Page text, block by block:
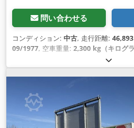
問い合わせる
コンディション: 中古, 走行距離:
09/1977, 空車重量: 2,300 kg（キログラ
28,000 mm
方式:機械式, 燃料の種類:ディーゼル,
05/2011, サスペンション:鋼, タイヤ
, 運転席: スリーパーキャブ, 運転質量:
ム）,